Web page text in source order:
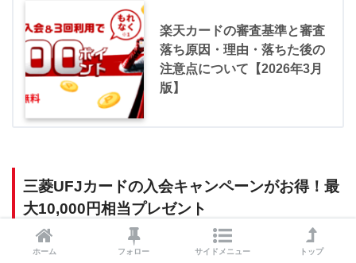
楽天カードの審査基準と審査
落ち原因・理由・落ちた後の
注意点について【2026年3月
版】
三菱UFJカードの入会キャンペーンがお得！最
大10,000円相当プレゼント
ホーム フォロー サイドメニュー トップ